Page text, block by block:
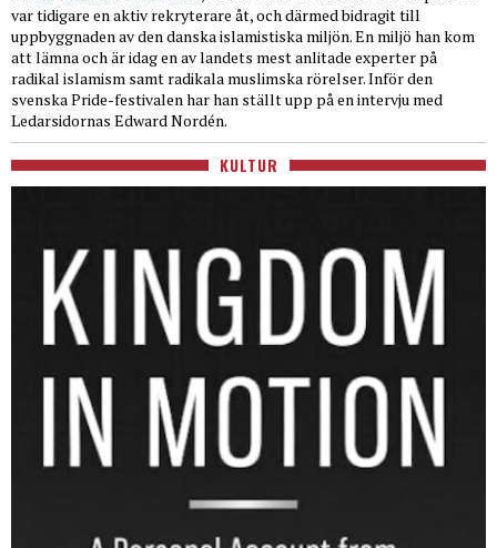
var tidigare en aktiv rekryterare åt, och därmed bidragit till
uppbyggnaden av den danska islamistiska miljön. En miljö han kom
att lämna och är idag en av landets mest anlitade experter på
radikal islamism samt radikala muslimska rörelser. Inför den
svenska Pride-festivalen har han ställt upp på en intervju med
Ledarsidornas Edward Nordén.
KULTUR